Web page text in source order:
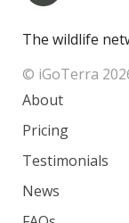
The wildlife
© iGoTerra
About
Pricing
Testimonials
News